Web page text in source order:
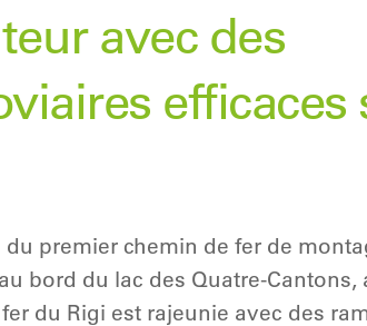
avec des
efficaces
premier chemin de fer de
bord du lac des Quatre-Cantons,
du Rigi est rajeunie avec des